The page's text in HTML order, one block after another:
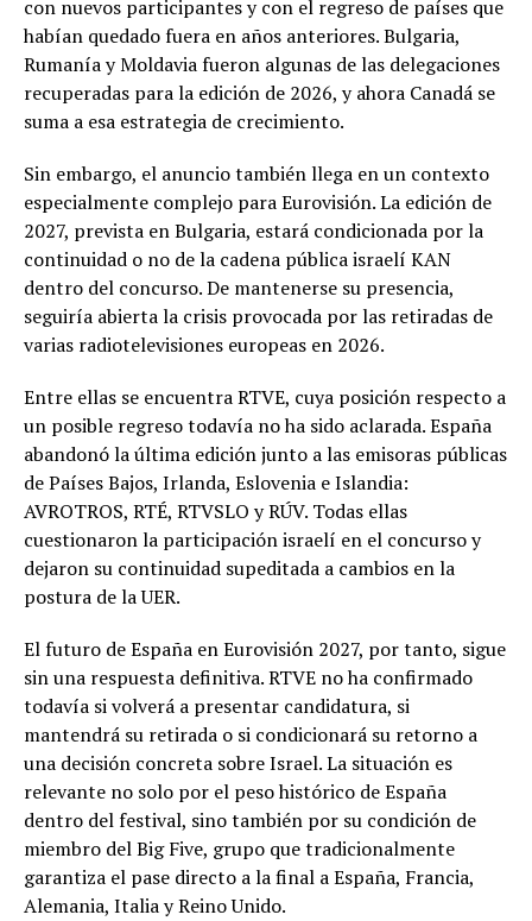
con nuevos participantes y con el regreso de países que
habían quedado fuera en años anteriores. Bulgaria,
Rumanía y Moldavia fueron algunas de las delegaciones
recuperadas para la edición de 2026, y ahora Canadá se
suma a esa estrategia de crecimiento.
Sin embargo, el anuncio también llega en un contexto
especialmente complejo para Eurovisión. La edición de
2027, prevista en Bulgaria, estará condicionada por la
continuidad o no de la cadena pública israelí KAN
dentro del concurso. De mantenerse su presencia,
seguiría abierta la crisis provocada por las retiradas de
varias radiotelevisiones europeas en 2026.
Entre ellas se encuentra RTVE, cuya posición respecto a
un posible regreso todavía no ha sido aclarada. España
abandonó la última edición junto a las emisoras públicas
de Países Bajos, Irlanda, Eslovenia e Islandia:
AVROTROS, RTÉ, RTVSLO y RÚV. Todas ellas
cuestionaron la participación israelí en el concurso y
dejaron su continuidad supeditada a cambios en la
postura de la UER.
El futuro de España en Eurovisión 2027, por tanto, sigue
sin una respuesta definitiva. RTVE no ha confirmado
todavía si volverá a presentar candidatura, si
mantendrá su retirada o si condicionará su retorno a
una decisión concreta sobre Israel. La situación es
relevante no solo por el peso histórico de España
dentro del festival, sino también por su condición de
miembro del Big Five, grupo que tradicionalmente
garantiza el pase directo a la final a España, Francia,
Alemania, Italia y Reino Unido.